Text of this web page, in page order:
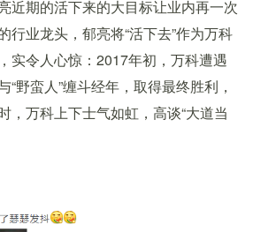
近期的活下来的大目标让业内再一次
行业龙头，郁亮将“活下去”作为万科
实令人心惊：2017年初，万科遭遇
野蛮人”缠斗经年，取得最终胜利，
，万科上下士气如虹，高谈“大道当